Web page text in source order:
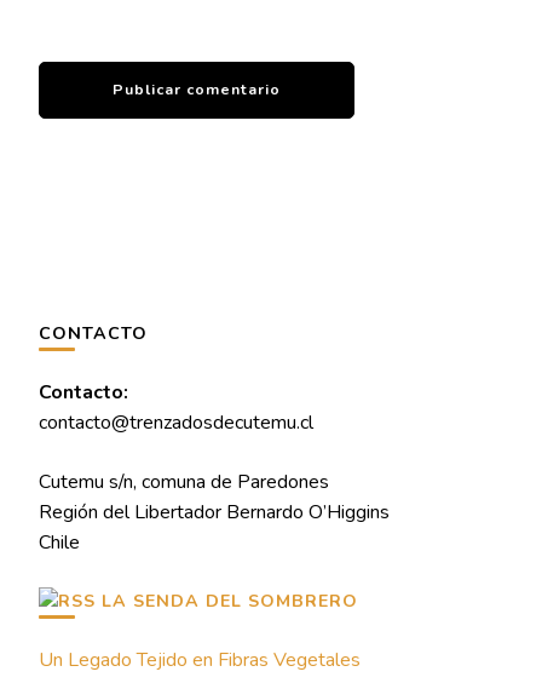
CONTACTO
Contacto:
contacto@trenzadosdecutemu.cl
Cutemu s/n, comuna de Paredones
Región del Libertador Bernardo O’Higgins
Chile
LA SENDA DEL SOMBRERO
Un Legado Tejido en Fibras Vegetales